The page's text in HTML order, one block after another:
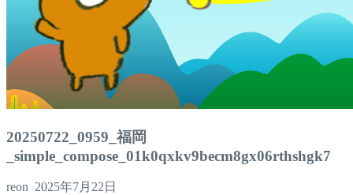
20250722_0959_福岡
_simple_compose_01k0qxkv9becm8gx06rthshgk7
reon 2025年7月22日